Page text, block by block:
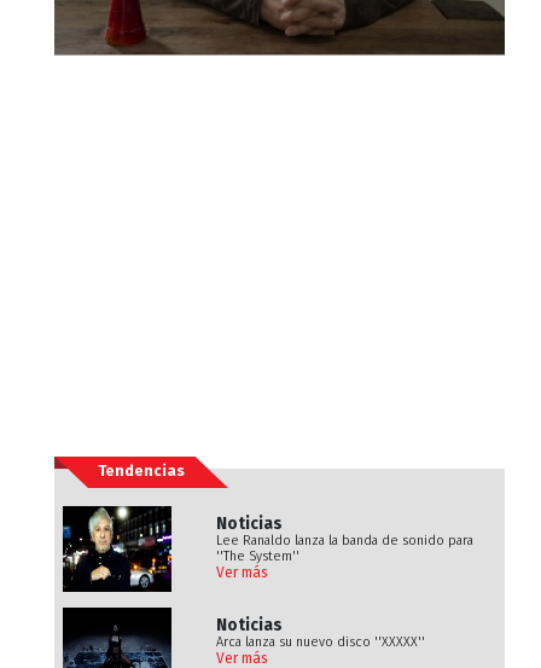
Tendencias
Noticias
Lee Ranaldo lanza la banda de sonido para
''The System''
Ver más
Noticias
Arca lanza su nuevo disco ''XXXXX''
Ver más